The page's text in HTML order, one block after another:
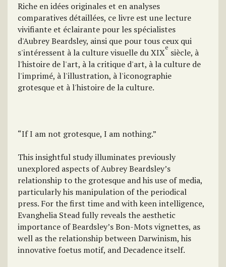
Riche en idées originales et en analyses
comparatives détaillées, ce livre est une lecture
vivifiante et éclairante pour les spécialistes
d'Aubrey Beardsley, ainsi que pour tous ceux qui
s'intéressent à la culture visuelle du XIXe siècle, à
l'histoire de l'art, à la critique d'art, à la culture de
l'imprimé, à l'illustration, à l'iconographie
grotesque et à l'histoire de la culture.
“If I am not grotesque, I am nothing.”
This insightful study illuminates previously
unexplored aspects of Aubrey Beardsley’s
relationship to the grotesque and his use of media,
particularly his manipulation of the periodical
press. For the first time and with keen intelligence,
Evanghelia Stead fully reveals the aesthetic
importance of Beardsley’s Bon-Mots vignettes, as
well as the relationship between Darwinism, his
innovative foetus motif, and Decadence itself.